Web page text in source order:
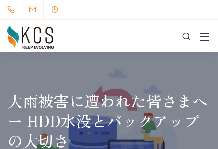
大雨被害に遭われた皆さまへ
ー HDD水没とバックアップ
の大切さ